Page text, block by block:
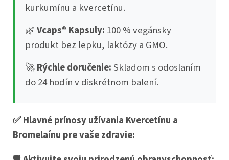
kurkumínu a kvercetínu.
🌿Vcaps® Kapsuly: 100 % vegánsky
produkt bez lepku, laktózy a GMO.
🚀Rýchle doručenie:Skladom s odoslaním
do 24 hodín v diskrétnom balení.
✅ Hlavné prínosy užívania Kvercetínu a
Bromelaínu pre vaše zdravie: